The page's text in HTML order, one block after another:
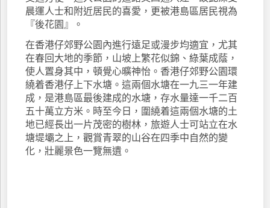
晨運人士和附近居民的喜愛，更被港島區居民視為
『後花園』。
在香港仔郊野公園內進行遠足或漫步均適宜，尤其
在春回大地的季節，山坡上繁花似錦、綠葉成蔭，
使人置身其中，頓覺心曠神怡。香港仔郊野公園環
繞着香港仔上下水塘。這兩個水塘在一九三一年建
成，是港島區最後建成的水塘，存水量達一千二百
五十萬立方米。時至今日，圍繞着這兩個水塘的土
地已經長出一片茂密的樹林，旅遊人士可站立在水
塘堤壩之上，觀賞青翠的山谷在四季中自然的變
化，壯麗景色一覽無遺。